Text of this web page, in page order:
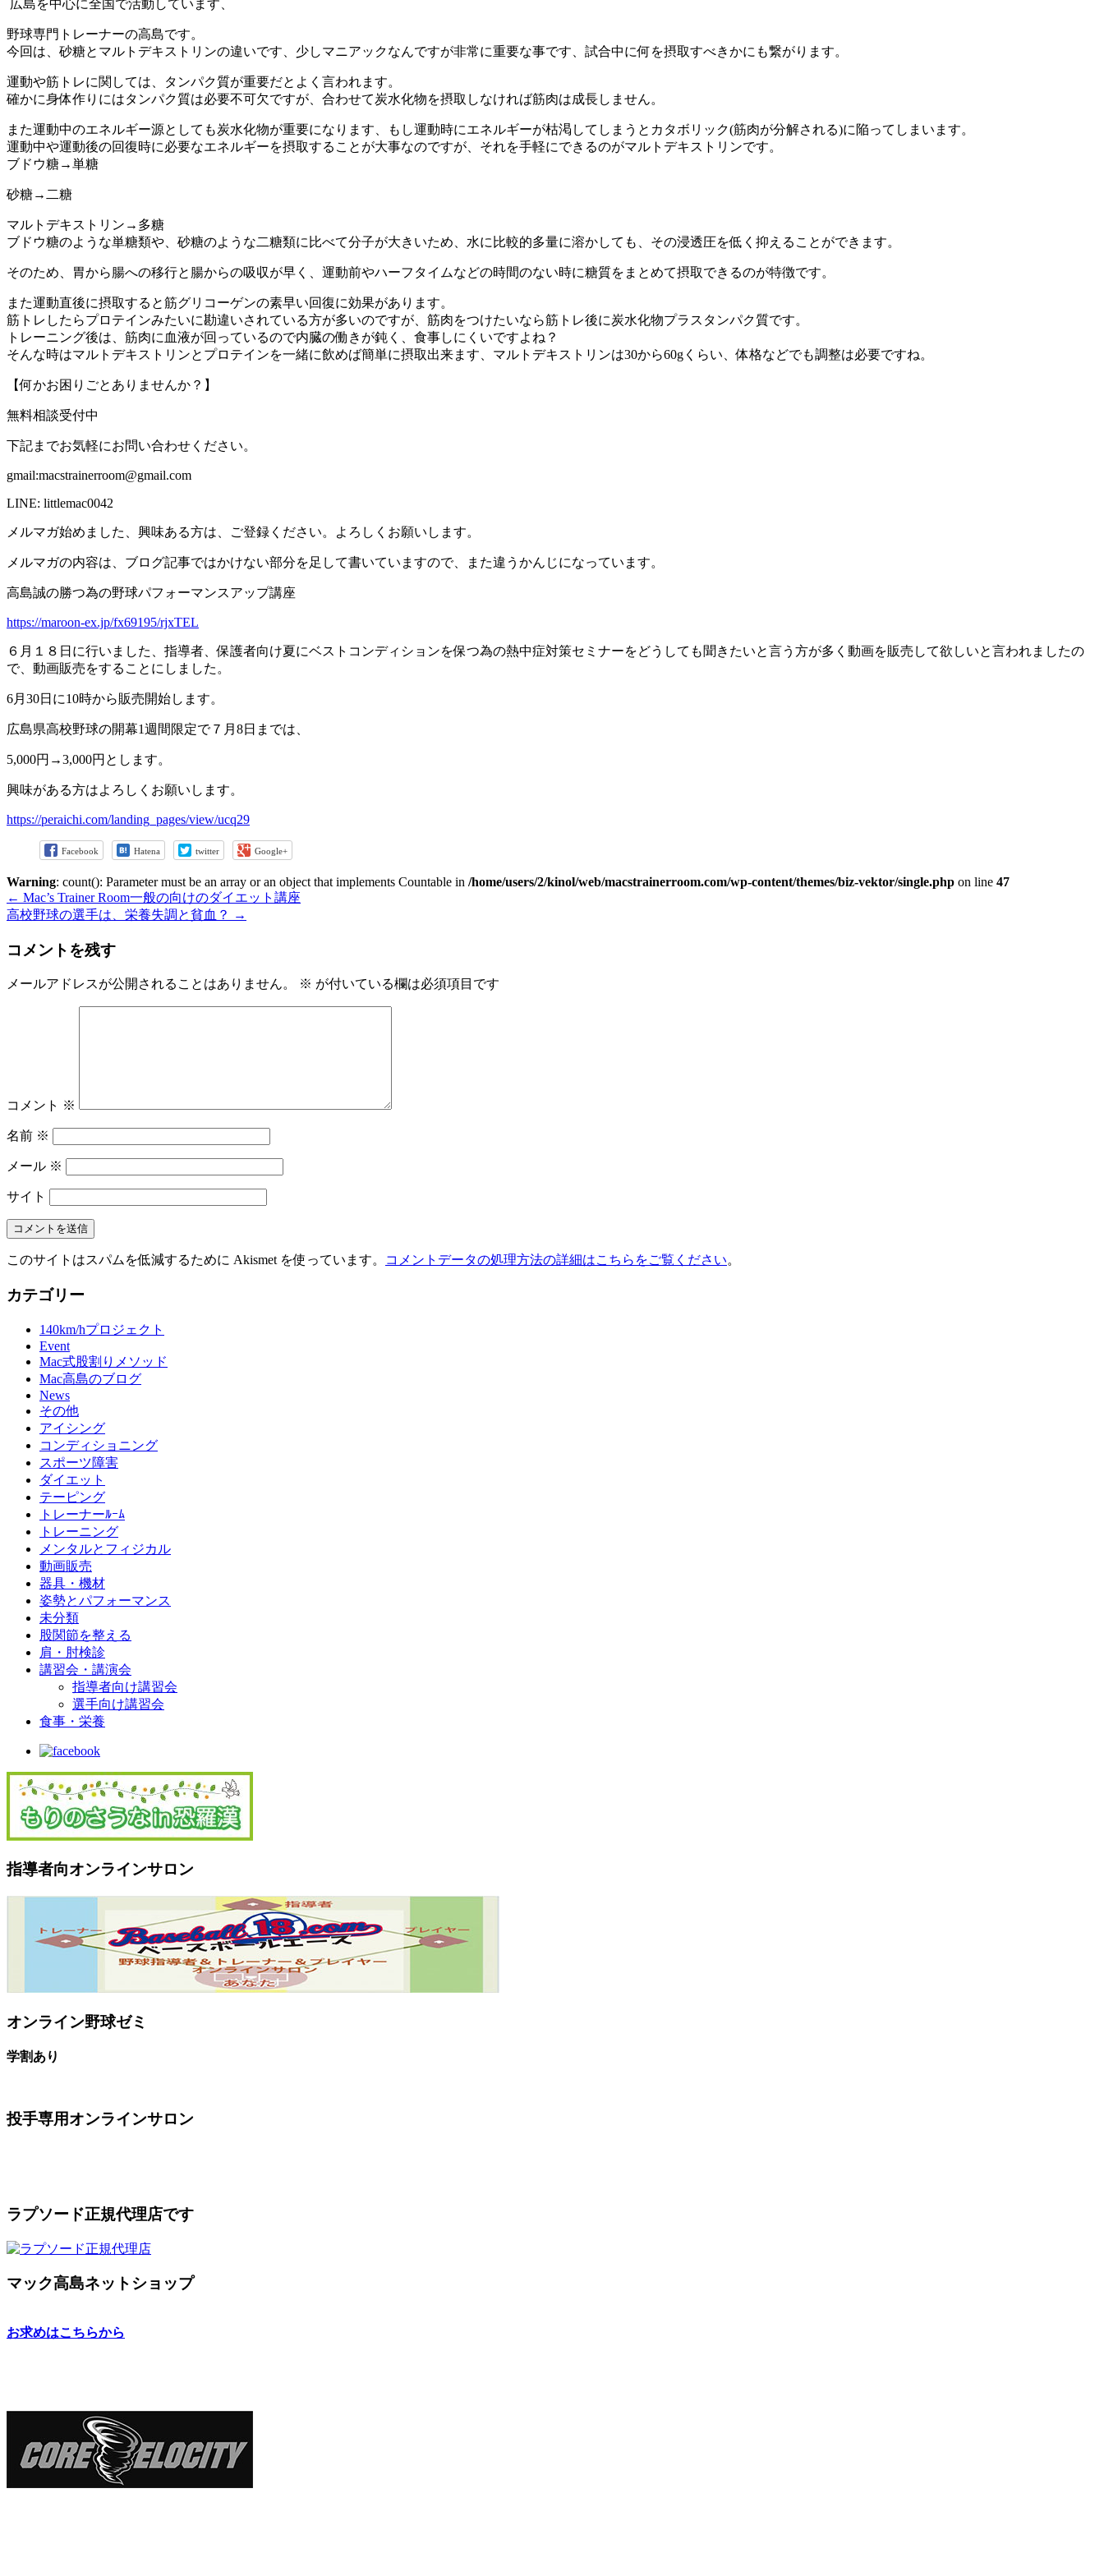
広島を中心に全国で活動しています、
野球専門トレーナーの高島です。
今回は、砂糖とマルトデキストリンの違いです、少しマニアックなんですが非常に重要な事です、試合中に何を摂取すべきかにも繋がります。
運動や筋トレに関しては、タンパク質が重要だとよく言われます。
確かに身体作りにはタンパク質は必要不可欠ですが、合わせて炭水化物を摂取しなければ筋肉は成長しません。
また運動中のエネルギー源としても炭水化物が重要になります、もし運動時にエネルギーが枯渇してしまうとカタボリック(筋肉が分解される)に陥ってしまいます。
運動中や運動後の回復時に必要なエネルギーを摂取することが大事なのですが、それを手軽にできるのがマルトデキストリンです。
ブドウ糖→単糖
砂糖→二糖
マルトデキストリン→多糖
ブドウ糖のような単糖類や、砂糖のような二糖類に比べて分子が大きいため、水に比較的多量に溶かしても、その浸透圧を低く抑えることができます。
そのため、胃から腸への移行と腸からの吸収が早く、運動前やハーフタイムなどの時間のない時に糖質をまとめて摂取できるのが特徴です。
また運動直後に摂取すると筋グリコーゲンの素早い回復に効果があります。
筋トレしたらプロテインみたいに勘違いされている方が多いのですが、筋肉をつけたいなら筋トレ後に炭水化物プラスタンパク質です。
トレーニング後は、筋肉に血液が回っているので内臓の働きが鈍く、食事しにくいですよね？
そんな時はマルトデキストリンとプロテインを一緒に飲めば簡単に摂取出来ます、マルトデキストリンは30から60gくらい、体格などでも調整は必要ですね。
【何かお困りごとありませんか？】
無料相談受付中
下記までお気軽にお問い合わせください。
gmail:macstrainerroom@gmail.com
LINE: littlemac0042
メルマガ始めました、興味ある方は、ご登録ください。よろしくお願いします。
メルマガの内容は、ブログ記事ではかけない部分を足して書いていますので、また違うかんじになっています。
高島誠の勝つ為の野球パフォーマンスアップ講座
https://maroon-ex.jp/fx69195/rjxTEL
６月１８日に行いました、指導者、保護者向け夏にベストコンディションを保つ為の熱中症対策セミナーをどうしても聞きたいと言う方が多く動画を販売して欲しいと言われましたの
で、動画販売をすることにしました。
6月30日に10時から販売開始します。
広島県高校野球の開幕1週間限定で７月8日までは、
5,000円→3,000円とします。
興味がある方はよろしくお願いします。
https://peraichi.com/landing_pages/view/ucq29
Facebook Hatena twitter Google+
Warning: count(): Parameter must be an array or an object that implements Countable in /home/users/2/kinol/web/macstrainerroom.com/wp-content/themes/biz-vektor/single.php on line 47
← Mac’s Trainer Room一般の向けのダイエット講座
高校野球の選手は、栄養失調と貧血？
→
コメントを残す
メールアドレスが公開されることはありません。 ※ が付いている欄は必須項目です
コメント ※
名前 ※
メール ※
サイト
このサイトはスパムを低減するために Akismet を使っています。 コメントデータの処理方法の詳細はこちらをご覧ください。
カテゴリー
140km/hプロジェクト
Event
Mac式股割りメソッド
Mac高島のブログ
News
その他
アイシング
コンディショニング
スポーツ障害
ダイエット
テーピング
トレーナーﾙｰﾑ
トレーニング
メンタルとフィジカル
動画販売
器具・機材
姿勢とパフォーマンス
未分類
股関節を整える
肩・肘検診
講習会・講演会
指導者向け講習会
選手向け講習会
食事・栄養
指導者向オンラインサロン
オンライン野球ゼミ
学割あり
投手専用オンラインサロン
ラプソード正規代理店です
マック高島ネットショップ
お求めはこちらから